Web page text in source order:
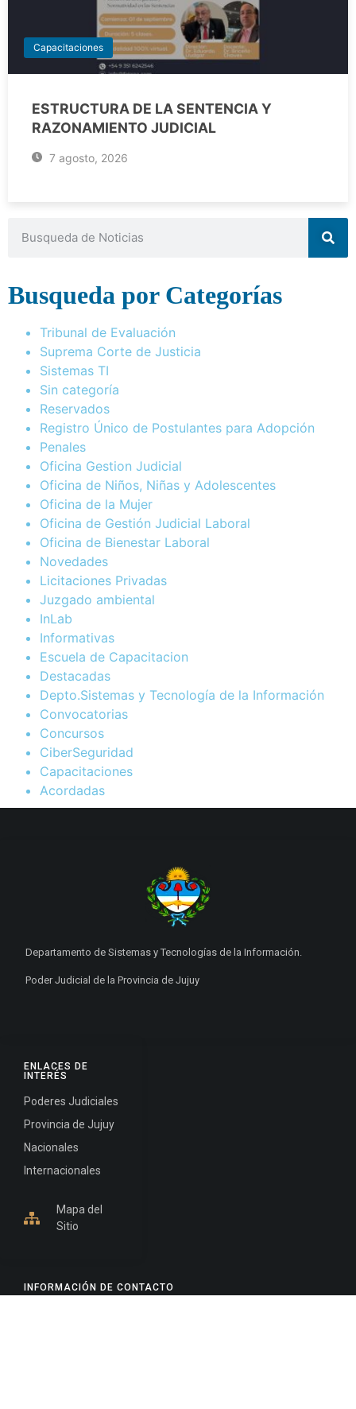
Capacitaciones
ESTRUCTURA DE LA SENTENCIA Y
RAZONAMIENTO JUDICIAL
7 agosto, 2026
Busqueda por Categorías
Tribunal de Evaluación
Suprema Corte de Justicia
Sistemas TI
Sin categoría
Reservados
Registro Único de Postulantes para Adopción
Penales
Oficina Gestion Judicial
Oficina de Niños, Niñas y Adolescentes
Oficina de la Mujer
Oficina de Gestión Judicial Laboral
Oficina de Bienestar Laboral
Novedades
Licitaciones Privadas
Juzgado ambiental
InLab
Informativas
Escuela de Capacitacion
Destacadas
Depto.Sistemas y Tecnología de la Información
Convocatorias
Concursos
CiberSeguridad
Capacitaciones
Acordadas
INFORMACIÓN DE CONTACTO
ENLACES DE
INTERÉS
Poderes Judiciales
Provincia de Jujuy
Nacionales
Internacionales
Mapa del
Sitio
Departamento de Sistemas y Tecnologías de la Información.
Poder Judicial de la Provincia de Jujuy